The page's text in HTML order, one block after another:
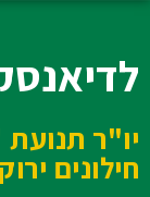
יו"ר
חילונים